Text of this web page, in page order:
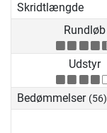
Skridtlængde
Rundløb
Udstyr
Bedømmelser (56)